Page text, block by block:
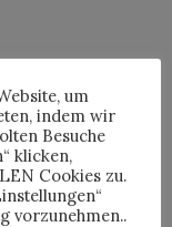
um
indem wir
Besuche
klicken,
Cookies zu.
vorzunehmen..